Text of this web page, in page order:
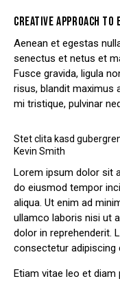
CREATIVE APPROACH TO
Aenean et egestas
senectus et netus et
Fusce gravida, ligula
risus, blandit maximus
mi tristique, pulvinar
Stet clita kasd
Kevin Smith
Lorem ipsum dolor sit
do eiusmod tempor
aliqua. Ut enim ad
ullamco laboris nisi ut
dolor in reprehenderit.
consectetur adipiscing
Etiam vitae leo et diam